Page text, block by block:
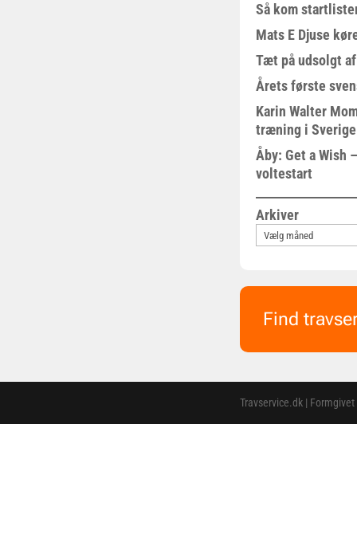
Så kom
Mats E Djuse
Tæt på udsolgt
Årets første
Karin Walter
træning i Sverige
Åby: Get a Wish
voltestart
Arkiver
Find
Travservice.dk |